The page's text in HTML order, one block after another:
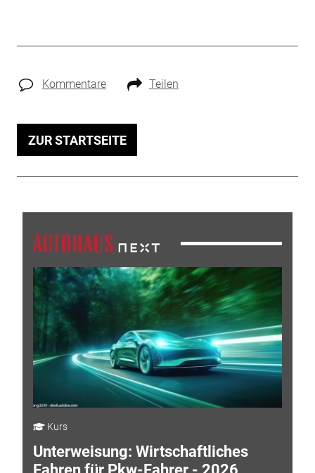
Kommentare Teilen
ZUR STARTSEITE
Kurs
Unterweisung: Wirtschaftliches